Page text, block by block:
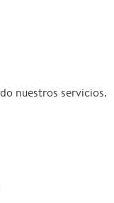
nuestros servicios.